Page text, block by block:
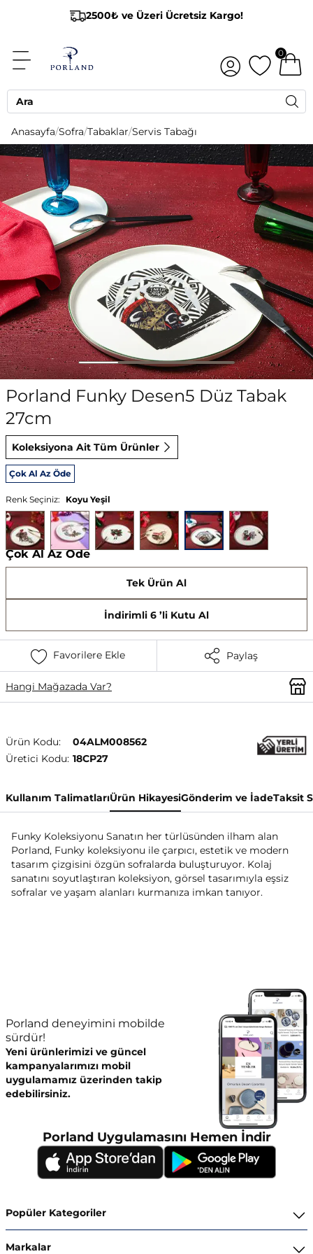
2500₺ ve Üzeri Ücretsiz Kargo!
0
Anasayfa/Sofra/Tabaklar/Servis Tabağı
Porland Funky Desen5 Düz Tabak
27cm
Koleksiyona Ait Tüm Ürünler
Çok Al Az Öde
Çok Al Az Öde
Tek Ürün Al
İndirimli 6 ’li Kutu Al
Renk Seçiniz: Koyu Yeşil
Favorilere Ekle Paylaş
Hangi Mağazada Var?
Ürün Kodu:
04ALM008562
Üretici Kodu: 18CP27
Kullanım TalimatlarıÜrün HikayesiGönderim ve İadeTaksit
Funky Koleksiyonu Sanatın her türlüsünden ilham alan
Porland, Funky koleksiyonu ile çarpıcı, estetik ve modern
tasarım çizgisini özgün sofralarda buluşturuyor. Kolaj
sanatını soyutlaştıran koleksiyon, görsel tasarımıyla eşsiz
sofralar ve yaşam alanları kurmanıza imkan tanıyor.
Porland deneyimini mobilde
sürdür!
Yeni ürünlerimizi ve güncel
kampanyalarımızı mobil
uygulamamız üzerinden takip
edebilirsiniz.
Porland Uygulamasını Hemen İndir
Popüler Kategoriler
Markalar